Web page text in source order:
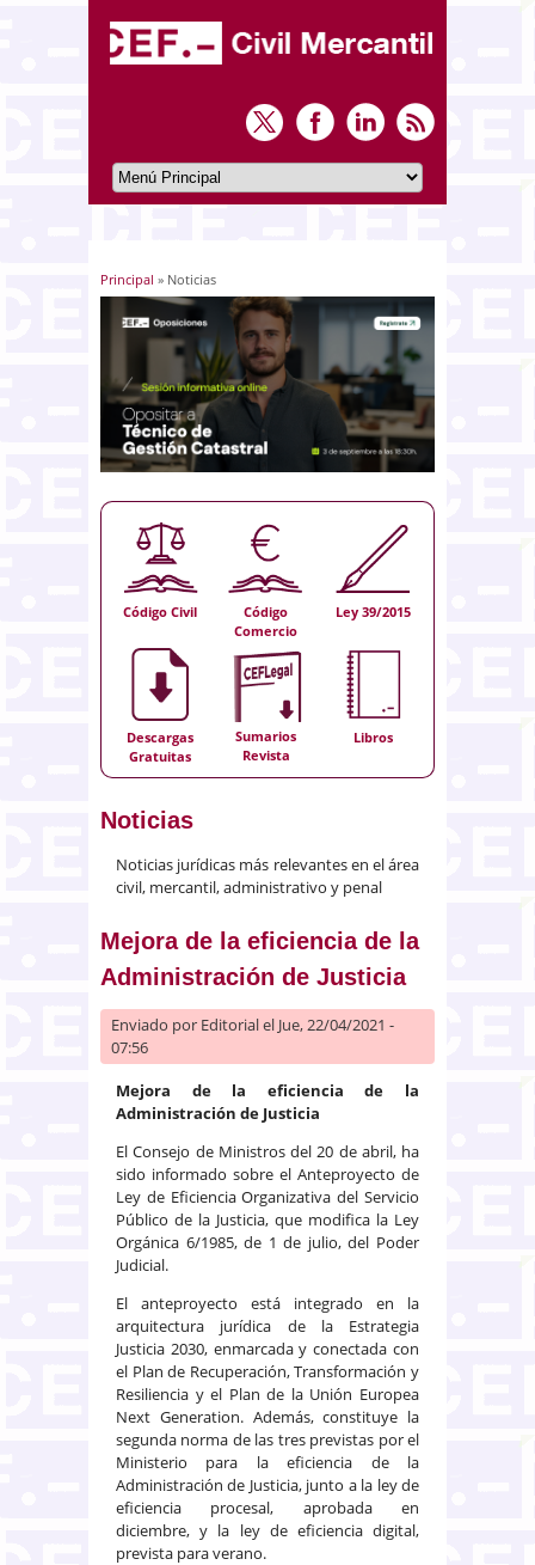
Usted está aquí
Principal » Noticias
Código Civil
Código
Comercio
Ley 39/2015
Descargas
Gratuitas
Sumarios
Revista
Libros
Noticias
Noticias jurídicas más relevantes en el área
civil, mercantil, administrativo y penal
Mejora de la eficiencia de la
Administración de Justicia
Enviado por Editorialel Jue, 22/04/2021 -
07:56
Mejora de la eficiencia de la
Administración de Justicia
El Consejo de Ministros del 20 de abril, ha
sido informado sobre el Anteproyecto de
Ley de Eficiencia Organizativa del Servicio
Público de la Justicia, que modifica la Ley
Orgánica 6/1985, de 1 de julio, del Poder
Judicial.
El anteproyecto está integrado en la
arquitectura jurídica de la Estrategia
Justicia 2030, enmarcada y conectada con
el Plan de Recuperación, Transformación y
Resiliencia y el Plan de la Unión Europea
Next Generation. Además, constituye la
segunda norma de las tres previstas por el
Ministerio para la eficiencia de la
Administración de Justicia, junto a la ley de
eficiencia procesal, aprobada en
diciembre, y la ley de eficiencia digital,
prevista para verano.